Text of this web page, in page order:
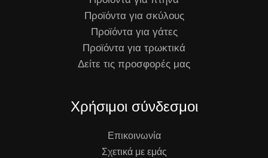
Προϊόντα για σκύλους
Προϊόντα για γάτες
Προϊόντα για τρωκτικά
Δείτε τις προσφορές μας
Χρήσιμοι σύνδεσμοι
Επικοινωνία
Σχετικά με εμάς